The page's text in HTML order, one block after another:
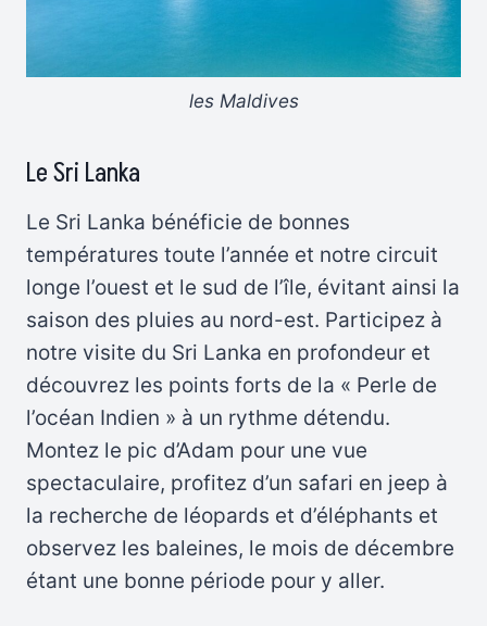
les Maldives
Le Sri Lanka
Le Sri Lanka bénéficie de bonnes
températures toute l’année et notre circuit
longe l’ouest et le sud de l’île, évitant ainsi la
saison des pluies au nord-est. Participez à
notre visite du Sri Lanka en profondeur et
découvrez les points forts de la « Perle de
l’océan Indien » à un rythme détendu.
Montez le pic d’Adam pour une vue
spectaculaire, profitez d’un safari en jeep à
la recherche de léopards et d’éléphants et
observez les baleines, le mois de décembre
étant une bonne période pour y aller.